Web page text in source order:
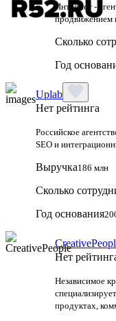
Интернет -
продвижением
Сколько
Год
Uplab
Нет рейтинга
Российское
SEO и
Выручка186 млн
Сколько
Год основания
Нет
Независимое
продуктах,